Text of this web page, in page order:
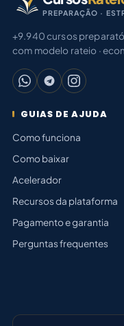
PREPARAÇÃO ·
+9.940 cursos
com modelo rateio ·
GUIAS DE AJUDA
Como funciona
Como baixar
Acelerador
Recursos da plataforma
Pagamento e garantia
Perguntas frequentes